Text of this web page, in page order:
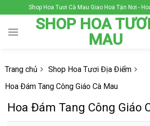
to
content
Shop Hoa Tươi Cà Mau Giao Hoa Tận Nơi -
SHOP HOA
MAU
Trang chủ
Shop Hoa Tươi Địa Điểm
Hoa Đám Tang Công Giáo Cà Mau
Hoa Đám Tang Công Giáo